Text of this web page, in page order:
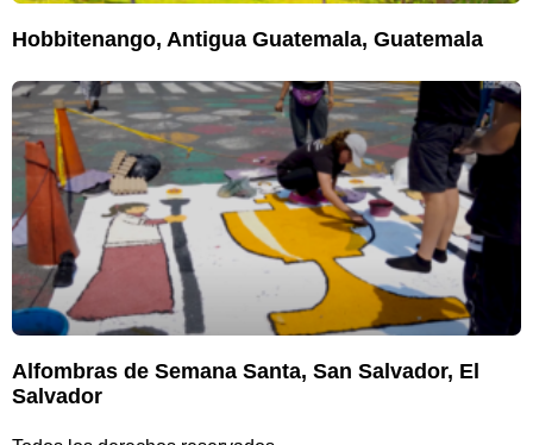
Hobbitenango, Antigua Guatemala, Guatemala
Alfombras de Semana Santa, San Salvador, El
Salvador